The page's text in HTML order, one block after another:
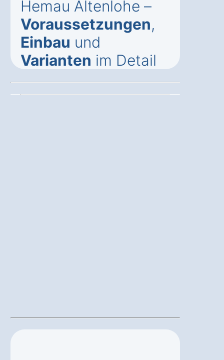
Hemau Altenlohe –
Voraussetzungen,
Einbau und
Varianten im Detail